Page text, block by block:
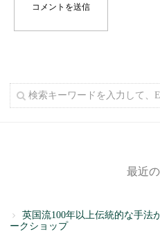
最近
英国流100年以上伝統的な手法
ークショップ